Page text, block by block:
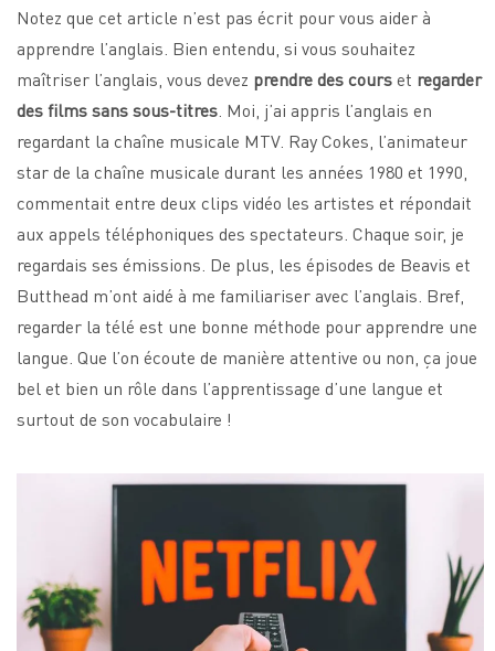
Notez que cet article n’est pas écrit pour vous aider à
apprendre l’anglais. Bien entendu, si vous souhaitez
maîtriser l’anglais, vous devez prendre des courset regarder
des films sans sous-titres . Moi, j’ai appris l’anglais en
regardant la chaîne musicale MTV. Ray Cokes, l’animateur
star de la chaîne musicale durant les années 1980 et 1990,
commentait entre deux clips vidéo les artistes et répondait
aux appels téléphoniques des spectateurs. Chaque soir, je
regardais ses émissions. De plus, les épisodes de Beavis et
Butthead m’ont aidé à me familiariser avec l’anglais. Bref,
regarder la télé est une bonne méthode pour apprendre une
langue. Que l’on écoute de manière attentive ou non, ça joue
bel et bien un rôle dans l’apprentissage d’une langue et
surtout de son vocabulaire !